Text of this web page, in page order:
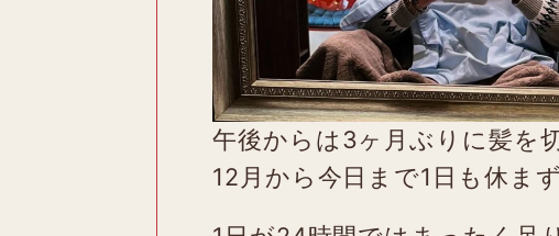
午後からは3ヶ月ぶりに髪を
12月から今日まで1日も休ま